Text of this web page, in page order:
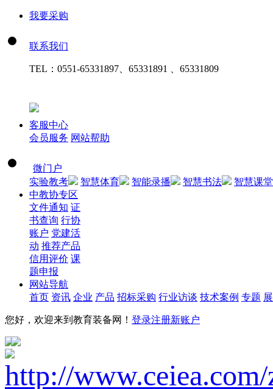
我要采购
联系我们
TEL： 0551-65331897、65331891 、65331809
客服中心
会员服务 网站帮助
微门户
实验教考
智慧体育 智能录播 智慧书法
智慧课堂
中教协专区
文件通知 证
书查询 行协
账户 党建活
动 推荐产品
信用评价 课
题申报
网站导航
首页 资讯 企业 产品 招标采购 行业访谈 技术案例 专题
您好，欢迎来到教育装备网！ 登录注册新账户